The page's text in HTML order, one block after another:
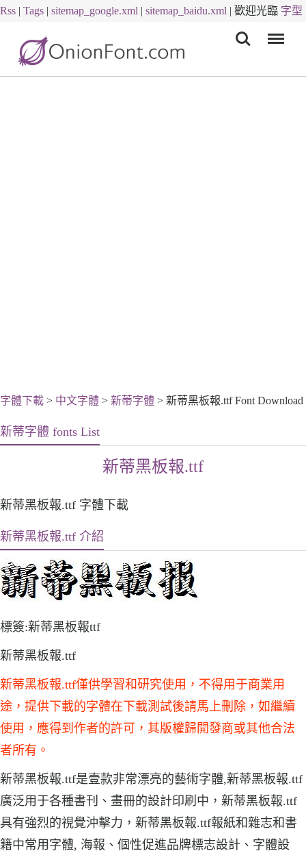
Rss | Tags | sitemap_google.xml | sitemap_baidu.xml | 歡迎光臨 字型
字體下載 > 中文字體 > 新蒂字體 > 新蒂黑板報.ttf Font Download
新蒂字體 fonts List
新蒂黑板報.ttf
新蒂黑板報.ttf 字體下載
新蒂黑板報.ttf 介紹
標簽:新蒂黑板報ttf
新蒂黑板報.ttf
新蒂黑板報.ttf僅供學習和研究使用，不得用于商業用
途，提供下載的字體在下載測試後請馬上刪除，如繼續
使用，應得到作者的許可，其版權歸開發商或其他合法
者所有。
新蒂黑板報.ttf是壹款非常漂亮的藝術字體,新蒂黑板報.ttf
廣泛用于各種書刊、畫冊的設計印刷中，新蒂黑板報.ttf
具有強烈的視覺沖擊力，新蒂黑板報.ttf報紙和雜志和書
籍中常用字體, 海報、個性促進品牌標志設計、字體設